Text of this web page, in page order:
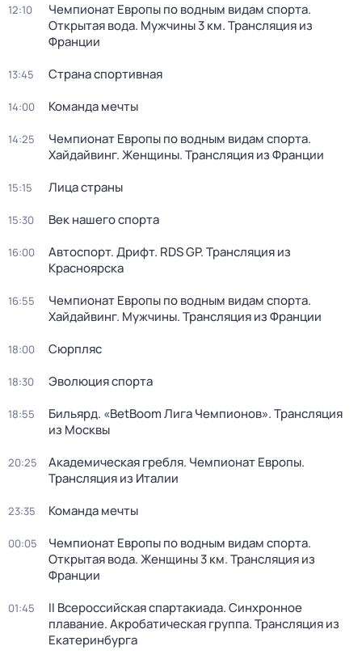
12:10
Чемпионат Европы по водным видам спорта.
Открытая вода. Мужчины 3 км. Трансляция из
Франции
13:45 Страна спортивная
14:00 Команда мечты
14:25
Чемпионат Европы по водным видам спорта.
Хайдайвинг. Женщины. Трансляция из Франции
15:15 Лица страны
15:30 Век нашего спорта
16:00
Автоспорт. Дрифт. RDS GP. Трансляция из
Красноярска
16:55
Чемпионат Европы по водным видам спорта.
Хайдайвинг. Мужчины. Трансляция из Франции
18:00 Сюрпляс
18:30 Эволюция спорта
18:55
Бильярд. «BetBoom Лига Чемпионов». Трансляция
из Москвы
20:25
Академическая гребля. Чемпионат Европы.
Трансляция из Италии
23:35 Команда мечты
00:05
Чемпионат Европы по водным видам спорта.
Открытая вода. Женщины 3 км. Трансляция из
Франции
01:45
II Всероссийская спартакиада. Синхронное
плавание. Акробатическая группа. Трансляция из
Екатеринбурга